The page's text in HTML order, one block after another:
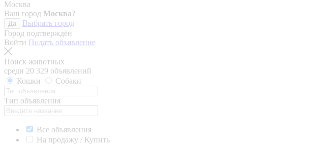
Москва
Ваш город Москва?
Да
Выбрать город
Город подтверждён
Войти Подать объявление
Поиск животных
среди 20 329 объявлений
Кошки
Собаки
Тип объявления
Все объявления
На продажу / Купить